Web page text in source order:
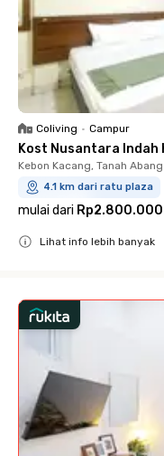
Coliving • Campur
Kost Nusantara Indah
Kebon Kacang, Tanah Abang
4.1 km dari ratu plaza
mulai dari Rp2.800.000
Lihat info lebih banyak